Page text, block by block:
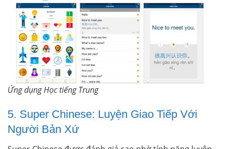
Ứng dụng Học tiếng Trung
5. Super Chinese: Luyện Giao Tiếp Với
Người Bản Xứ